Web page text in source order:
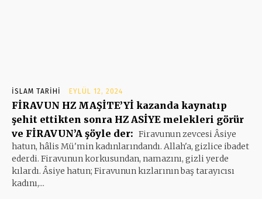
İSLAM TARIHI EYLÜL 12, 2024
FİRAVUN HZ MAŞİTE’Yİ kazanda kaynatıp
şehit ettikten sonra HZ ASİYE melekleri görür
ve FİRAVUN’A şöyle der: Firavunun zevcesi Âsiye
hatun, hâlis Mü'min kadınlarındandı. Allah'a, gizlice ibadet
ederdi. Firavunun korkusundan, namazını, gizli yerde
kılardı. Âsiye hatun; Firavunun kızlarının baş tarayıcısı
kadını,...